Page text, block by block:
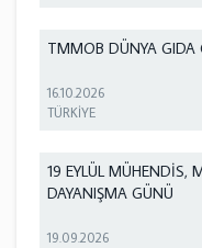
TMMOB DÜNYA GIDA
16.10.2026
TÜRKİYE
19 EYLÜL MÜHENDİS,
DAYANIŞMA GÜNÜ
19.09.2026